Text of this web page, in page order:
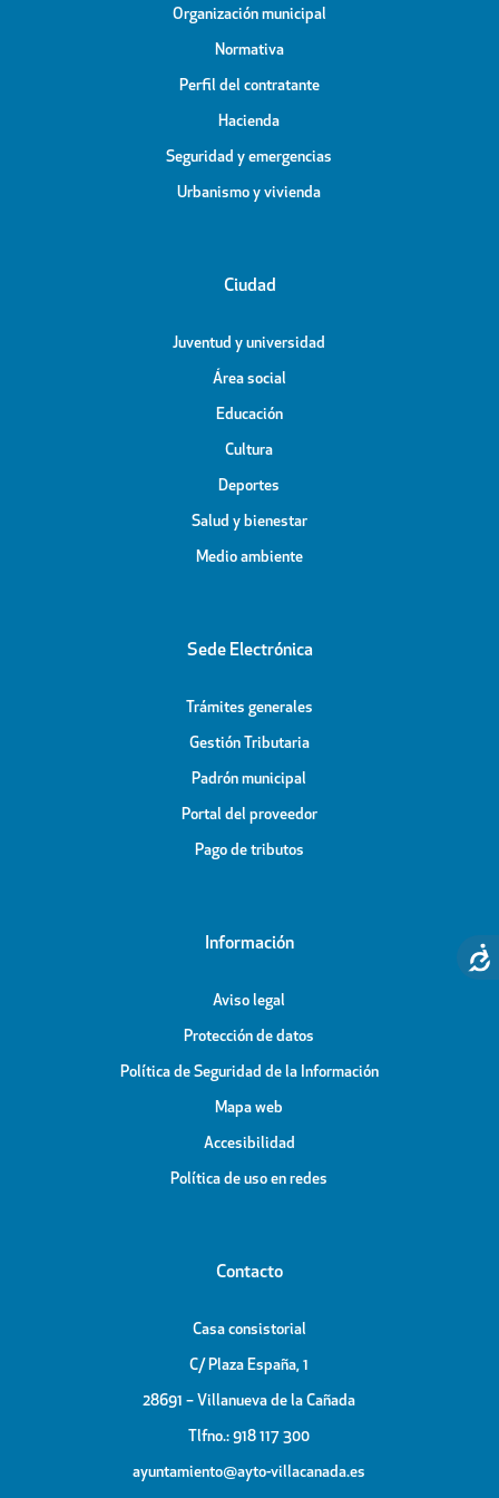
Organización municipal
Normativa
Perfil del contratante
Hacienda
Seguridad y emergencias
Urbanismo y vivienda
Ciudad
Juventud y universidad
Área social
Educación
Cultura
Deportes
Salud y bienestar
Medio ambiente
Sede Electrónica
Trámites generales
Gestión Tributaria
Padrón municipal
Portal del proveedor
Pago de tributos
Información
Aviso legal
Protección de datos
Política de Seguridad de la Información
Mapa web
Accesibilidad
Política de uso en redes
Contacto
Casa consistorial
C/ Plaza España, 1
28691 – Villanueva de la Cañada
Tlfno.: 918 117 300
ayuntamiento@ayto-villacanada.es